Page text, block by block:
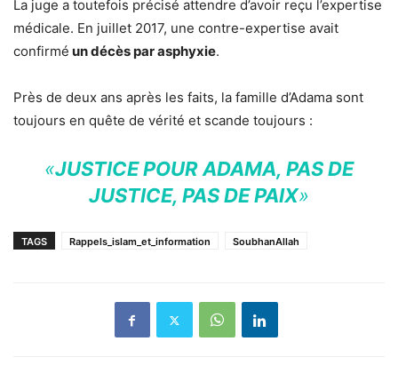
La juge a toutefois précisé attendre d’avoir reçu l’expertise
médicale. En juillet 2017, une contre-expertise avait
confirmé un décès par asphyxie.
Près de deux ans après les faits, la famille d’Adama sont
toujours en quête de vérité et scande toujours :
«JUSTICE POUR ADAMA, PAS DE
JUSTICE, PAS DE PAIX»
TAGS Rappels_islam_et_information SoubhanAllah